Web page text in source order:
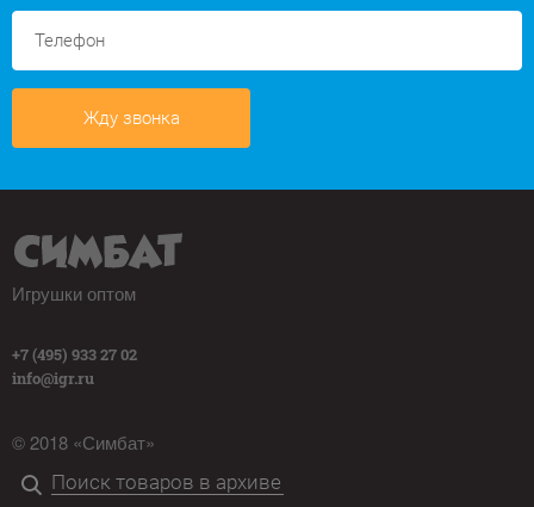
Жду звонка
Игрушки оптом
+7 (495) 933 27 02
info@igr.ru
© 2018 «Симбат»